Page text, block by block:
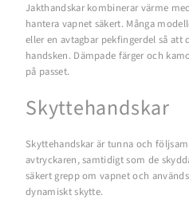
Jakthandskar kombinerar värme
hantera vapnet säkert. Många
eller en avtagbar pekfingerdel så att
handsken. Dämpade färger och
på passet.
Skyttehandskar
Skyttehandskar är tunna och
avtryckaren, samtidigt som de
säkert grepp om vapnet och
dynamiskt skytte.